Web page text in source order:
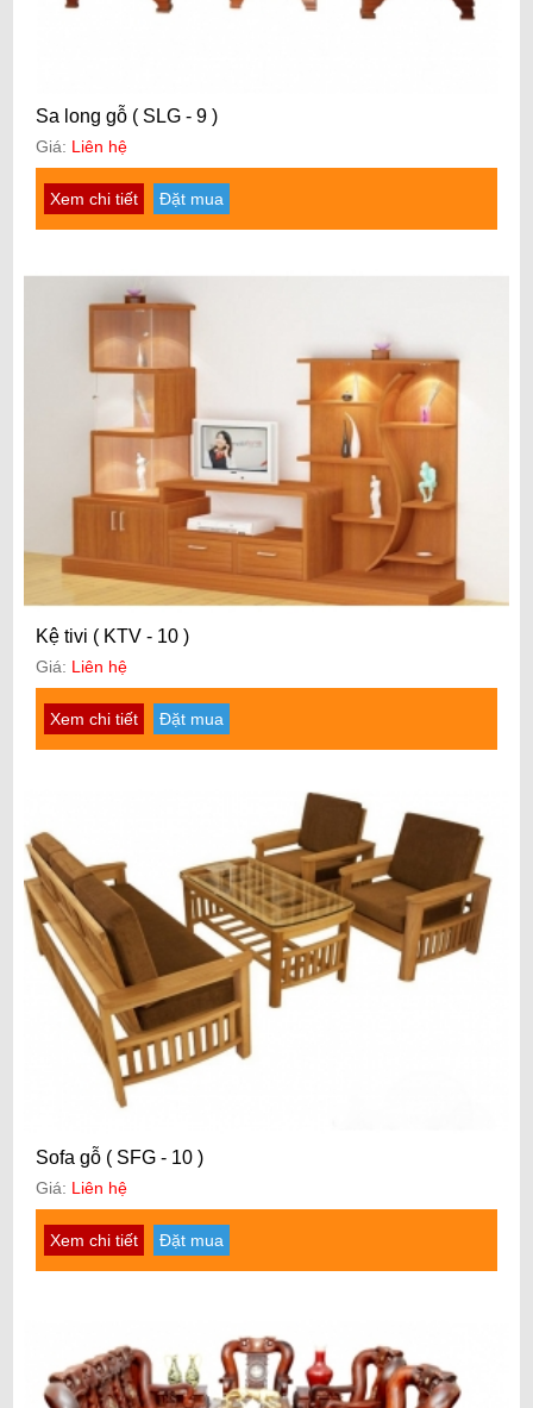
Sa long gỗ ( SLG - 9 )
Giá: Liên hệ
Xem chi tiết Đặt mua
Kệ tivi ( KTV - 10 )
Giá: Liên hệ
Xem chi tiết Đặt mua
Sofa gỗ ( SFG - 10 )
Giá: Liên hệ
Xem chi tiết Đặt mua